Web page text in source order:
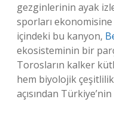
gezginlerinin ayak
sporları ekonomisine
içindeki bu kanyon,
ekosisteminin bir
Torosların kalker
hem biyolojik
açısından